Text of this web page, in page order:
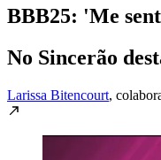
BBB25: 'Me
No Sincerão
Larissa Bitencourt,